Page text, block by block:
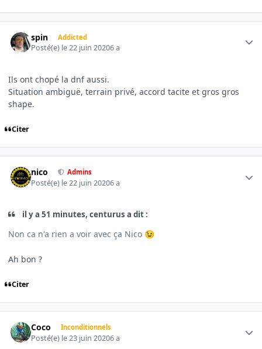
spin Addicted
Posté(e) le 22 juin 20206 a
Ils ont chopé la dnf aussi.
Situation ambiguë, terrain privé, accord tacite et gros gros
shape.
Citer
nico Admins
Posté(e) le 22 juin 20206 a
il y a 51 minutes, centurus a dit :
Non ca n'a rien a voir avec ça Nico 😉
Ah bon ?
Citer
Coco Inconditionnels
Posté(e) le 23 juin 20206 a